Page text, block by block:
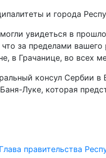
и города
увидеться в
за пределами
в Грачанице, во всех
консул Сербии
Луке, которая
Глава правительства